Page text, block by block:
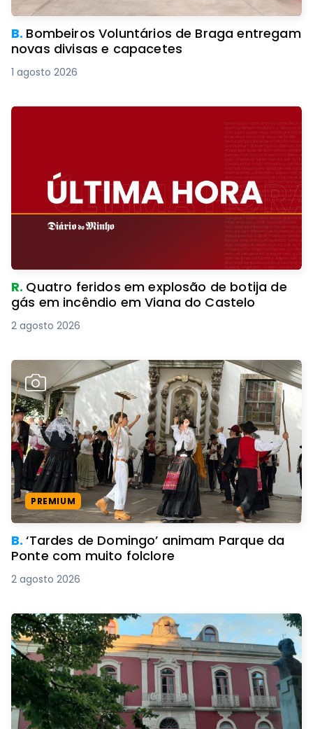
B. Bombeiros Voluntários de Braga entregam
novas divisas e capacetes
1 agosto 2026
R. Quatro feridos em explosão de botija de
gás em incêndio em Viana do Castelo
2 agosto 2026
PREMIUM
B.‘Tardes de Domingo’ animam Parque da
Ponte com muito folclore
2 agosto 2026